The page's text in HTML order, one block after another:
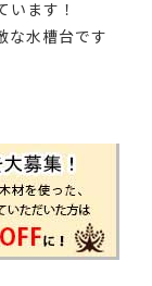
います！
な水槽台です